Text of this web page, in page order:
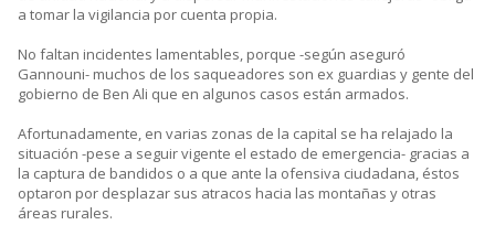
a tomar la vigilancia por cuenta propia.
No faltan incidentes lamentables, porque -según aseguró
Gannouni- muchos de los saqueadores son ex guardias y gente del
gobierno de Ben Ali que en algunos casos están armados.
Afortunadamente, en varias zonas de la capital se ha relajado la
situación -pese a seguir vigente el estado de emergencia- gracias a
la captura de bandidos o a que ante la ofensiva ciudadana, éstos
optaron por desplazar sus atracos hacia las montañas y otras
áreas rurales.